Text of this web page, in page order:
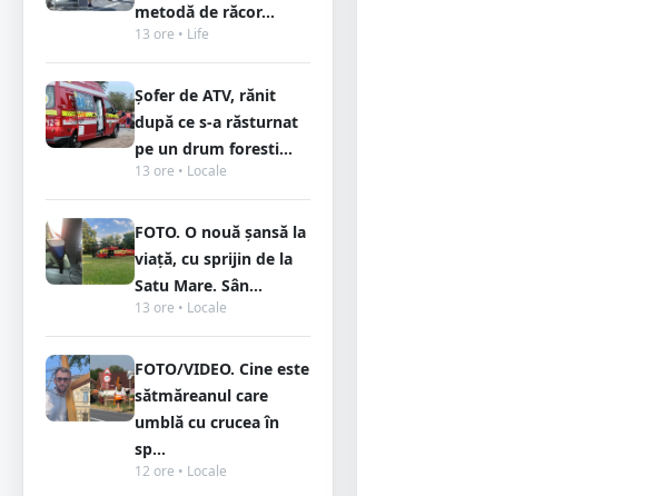
metodă de răcor...
13 ore • Life
Șofer de ATV, rănit
după ce s-a răsturnat
pe un drum foresti...
13 ore • Locale
FOTO. O nouă șansă la
viață, cu sprijin de la
Satu Mare. Sân...
13 ore • Locale
FOTO/VIDEO. Cine este
sătmăreanul care
umblă cu crucea în
sp...
12 ore • Locale